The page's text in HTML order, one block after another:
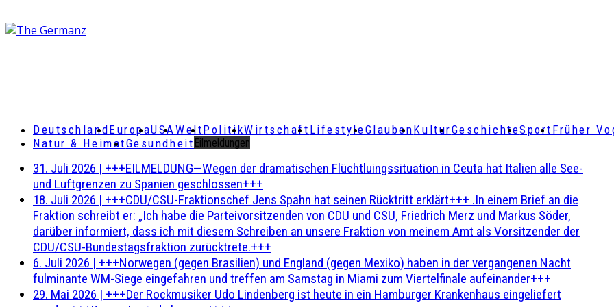
DeutschlandEuropaUSAWeltPolitikWirtschaft LifestyleGlaubenKulturGeschichteSport Früher
Natur & HeimatGesundheit Eilmeldungen
31. Juli 2026 | +++EILMELDUNG—Wegen der dramatischen Flüchtluingssituation in Ceuta hat Italien alle See-
und Luftgrenzen zu Spanien geschlossen+++
18. Juli 2026 | +++CDU/CSU-Fraktionschef Jens Spahn hat seinen Rücktritt erklärt+++ .In einem Brief an die
Fraktion schreibt er: „Ich habe die Parteivorsitzenden von CDU und CSU, Friedrich Merz und Markus Söder,
darüber informiert, dass ich mit diesem Schreiben an unsere Fraktion von meinem Amt als Vorsitzender der
CDU/CSU-Bundestagsfraktion zurücktrete.+++
6. Juli 2026 | +++Norwegen (gegen Brasilien) und England (gegen Mexiko) haben in der vergangenen Nacht
fulminante WM-Siege eingefahren und treffen am Samstag in Miami zum Viertelfinale aufeinander+++
29. Mai 2026 | +++Der Rockmusiker Udo Lindenberg ist heute in ein Hamburger Krankenhaus eingeliefert